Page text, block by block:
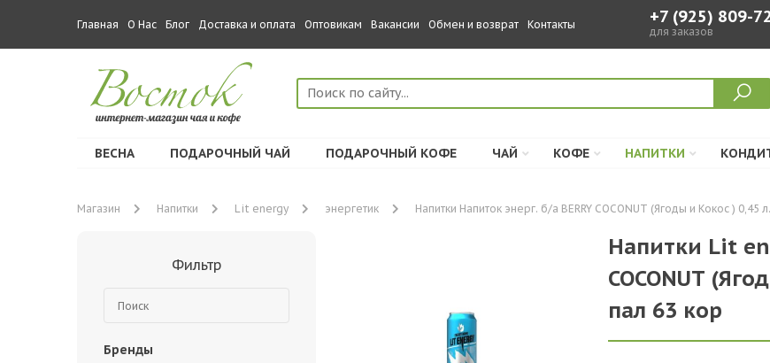
Главная О Нас Блог Доставка и оплата Оптовикам Вакансии Обмен и возврат Контакты +7 (925) 809-
для заказов
ВЕСНА ПОДАРОЧНЫЙ ЧАЙ ПОДАРОЧНЫЙ КОФЕ ЧАЙ КОФЕ НАПИТКИ
Магазин Напитки Lit energy энергетик Напитки Напиток энерг. б/а BERRY COCONUT (Ягоды и Кокос ) 0,45
Фильтр
Бренды
Напитки Lit
COCONUT
пал 63 кор